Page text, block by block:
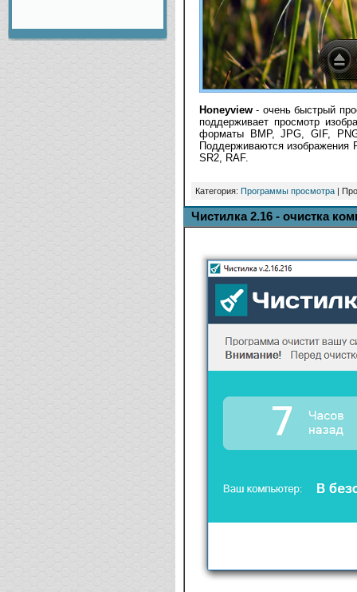
Honeyview - очень быстрый
поддерживает просмотр
форматы BMP, JPG, GIF,
Поддерживаются изображения
SR2, RAF.
Категория: Программы просмотра |
Чистилка 2.16 - очистка